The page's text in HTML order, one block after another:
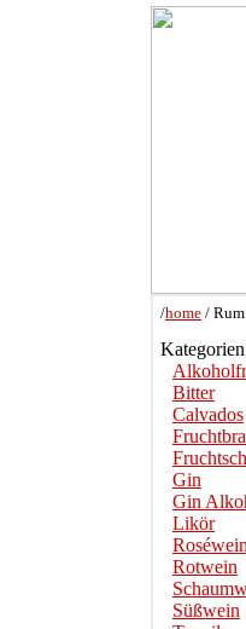
/home /
Kategorien
Bitter
Calvados
Gin
Gin
Likör
Roséwein
Rotwein
Süßwein